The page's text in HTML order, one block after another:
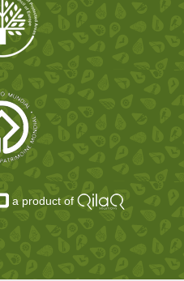
a product of